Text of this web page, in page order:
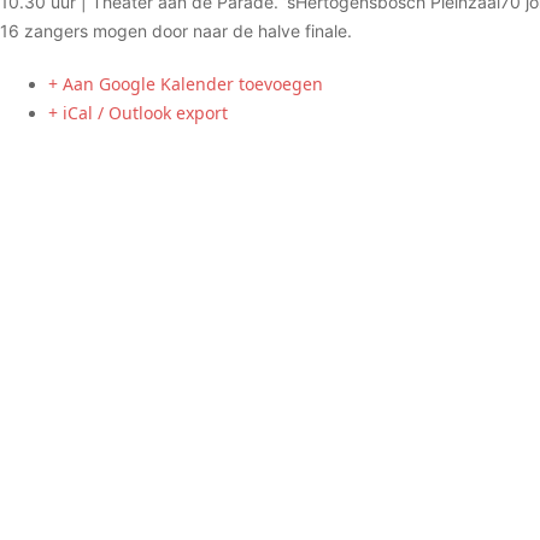
16 zangers mogen door naar de halve finale.
+ Aan Google Kalender toevoegen
+ iCal / Outlook export